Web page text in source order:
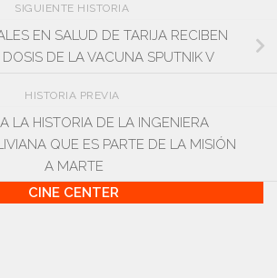
SIGUIENTE HISTORIA
EN SALUD DE TARIJA RECIBEN
DE LA VACUNA SPUTNIK V
HISTORIA PREVIA
LA HISTORIA DE LA INGENIERA
QUE ES PARTE DE LA MISIÓN
A MARTE
CINE CENTER